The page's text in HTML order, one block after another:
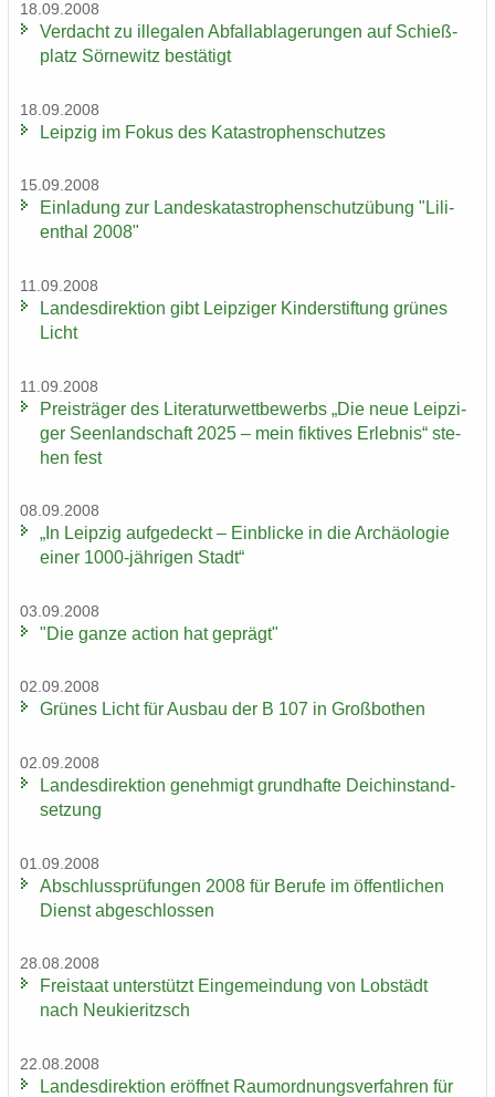
18.09.2008
Ver­dacht zu il­le­ga­len Ab­fall­ab­la­ge­run­gen auf Schieß­
platz Sör­ne­witz be­stä­tigt
18.09.2008
Leip­zig im Fokus des Ka­ta­stro­phen­schut­zes
15.09.2008
Ein­la­dung zur Lan­des­ka­ta­stro­phen­schutz­übung "Li­li­
en­thal 2008"
11.09.2008
Lan­des­di­rek­ti­on gibt Leip­zi­ger Kin­der­stif­tung grü­nes
Licht
11.09.2008
Preis­trä­ger des Li­te­ra­tur­wett­be­werbs „Die neue Leip­zi­
ger Se­en­land­schaft 2025 – mein fik­ti­ves Er­leb­nis“ ste­
hen fest
08.09.2008
„In Leip­zig auf­ge­deckt – Ein­bli­cke in die Ar­chäo­lo­gie
einer 1000-​jährigen Stadt“
03.09.2008
"Die ganze ac­tion hat ge­prägt"
02.09.2008
Grü­nes Licht für Aus­bau der B 107 in Groß­bo­then
02.09.2008
Lan­des­di­rek­ti­on ge­neh­migt grund­haf­te Deich­in­stand­
set­zung
01.09.2008
Ab­schluss­prü­fun­gen 2008 für Be­ru­fe im öf­fent­li­chen
Dienst ab­ge­schlos­sen
28.08.2008
Frei­staat un­ter­stützt Ein­ge­mein­dung von Lob­städt
nach Neu­kie­ritzsch
22.08.2008
Lan­des­di­rek­ti­on er­öff­net Raum­ord­nungs­ver­fah­ren für